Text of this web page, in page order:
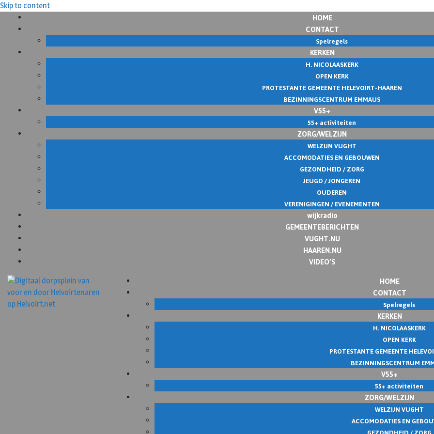
Skip to content
HOME
CONTACT
Spelregels
KERKEN
H. NICOLAASKERK
OPEN KERK
PROTESTANTE GEMEENTE HELEVOIRT-HAAREN
BEZINNINGSCENTRUM EMMAUS
V55+
55+ activiteiten
ZORG/WELZIJN
WELZIJN VUGHT
ACCOMODATIES EN GEBOUWEN
GEZONDHEID / ZORG
JEUGD / JONGEREN
OUDEREN
VERENIGINGEN / EVENEMENTEN
wijkradio
GEMEENTEBERICHTEN
VUGHT.NU
HAAREN.NU
VIDEO’S
HOME
CONTACT
Spelregels
KERKEN
H. NICOLAASKERK
OPEN KERK
PROTESTANTE GEMEENTE
BEZINNINGSCENTRUM
V55+
55+ activiteiten
ZORG/WELZIJN
WELZIJN VUGHT
ACCOMODATIES EN